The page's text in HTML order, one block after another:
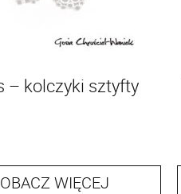
– kolczyki sztyfty
WIĘCEJ